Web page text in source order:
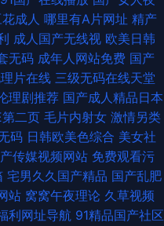
成人 哪里有A片网址 精产
成人国产无线视 欧美日韩
无码 成年人网站免费 国产
片在线 三级无码在线天堂
理剧推荐 国产成人精品日本
二页 毛片内射女 激情另类
码 日韩欧美色综合 美女社
传媒视频网站 免费观看污
宅男久久国产精品 国产乱肥
站 窝窝午夜理论 久草视频
利网址导航 91精品国产社区